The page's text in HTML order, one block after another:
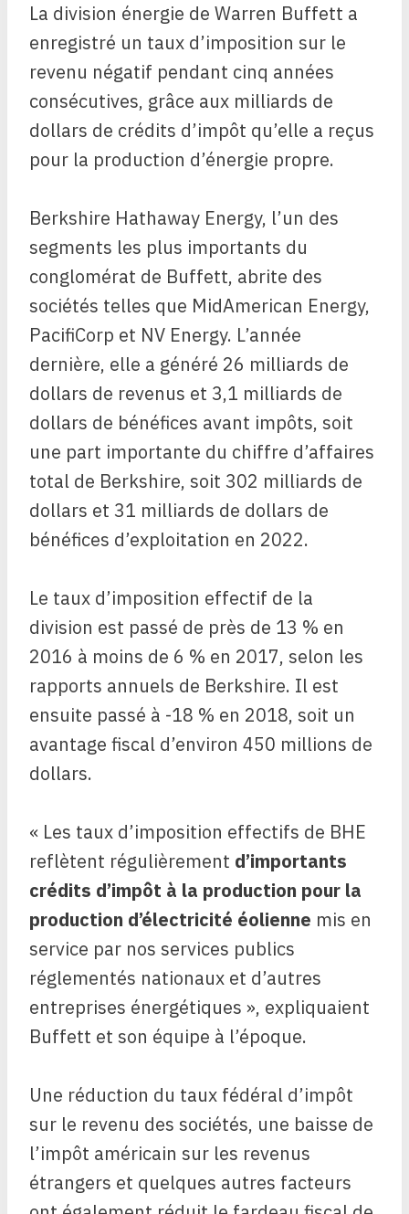
La division énergie de Warren Buffett a
enregistré un taux d’imposition sur le
revenu négatif pendant cinq années
consécutives, grâce aux milliards de
dollars de crédits d’impôt qu’elle a reçus
pour la production d’énergie propre.
Berkshire Hathaway Energy, l’un des
segments les plus importants du
conglomérat de Buffett, abrite des
sociétés telles que MidAmerican Energy,
PacifiCorp et NV Energy. L’année
dernière, elle a généré 26 milliards de
dollars de revenus et 3,1 milliards de
dollars de bénéfices avant impôts, soit
une part importante du chiffre d’affaires
total de Berkshire, soit 302 milliards de
dollars et 31 milliards de dollars de
bénéfices d’exploitation en 2022.
Le taux d’imposition effectif de la
division est passé de près de 13 % en
2016 à moins de 6 % en 2017, selon les
rapports annuels de Berkshire. Il est
ensuite passé à -18 % en 2018, soit un
avantage fiscal d’environ 450 millions de
dollars.
« Les taux d’imposition effectifs de BHE
reflètent régulièrement d’importants
crédits d’impôt à la production pour la
production d’électricité éolienne mis en
service par nos services publics
réglementés nationaux et d’autres
entreprises énergétiques », expliquaient
Buffett et son équipe à l’époque.
Une réduction du taux fédéral d’impôt
sur le revenu des sociétés, une baisse de
l’impôt américain sur les revenus
étrangers et quelques autres facteurs